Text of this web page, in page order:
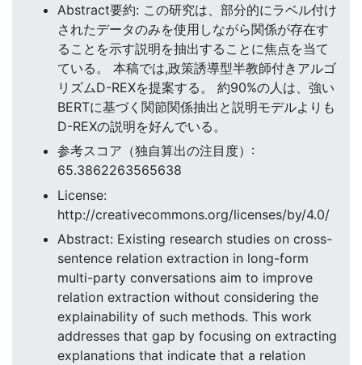
Abstract要約: この研究は、部分的にラベル付け
されたデータのみを使用しながら関係が存在す
ることを示す説明を抽出することに焦点を当て
ている。 本稿では,政策誘導型半教師付きアルゴ
リズムD-REXを提案する。 約90%の人は、強い
BERTに基づく関節関係抽出と説明モデルよりも
D-REXの説明を好んでいる。
参考スコア（独自算出の注目度）:
65.3862263565638
License:
http://creativecommons.org/licenses/by/4.0/
Abstract: Existing research studies on cross-
sentence relation extraction in long-form
multi-party conversations aim to improve
relation extraction without considering the
explainability of such methods. This work
addresses that gap by focusing on extracting
explanations that indicate that a relation